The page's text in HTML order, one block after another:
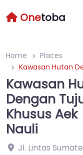
Onetoba
Home
Places
Kawasan Hutan
Kawasan
Dengan
Khusus Aek
Nauli
Jl. Lintas